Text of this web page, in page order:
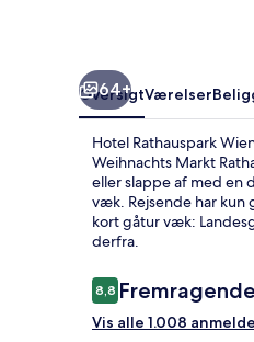
64+
OversigtVærelser
Hotel Rathauspark
Weihnachts Markt
eller slappe af med en
væk. Rejsende har
kort gåtur væk:
derfra.
Anmeldelser
8,88,8 ud af 10.
Fremragende
Vis alle 1.008